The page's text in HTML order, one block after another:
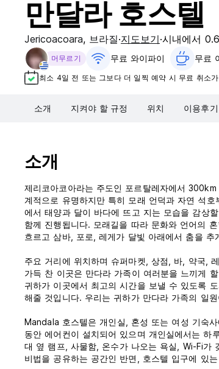
만달라 호스텔
Jericoacoara, 브라질 지도보기 시내에서
머무르기 무료 와이파이 무료
최소 4일 전 또는 그보다 더 일찍 예약 시 무료 취소
소개 지켜야 할 규정 위치 이용후기
소개
제리코아코아라는 주도인 포르탈레자에서
계적으로 유명하지만 특히 모래 언덕과 자연 석
에서 태양과 달이 바다에 뜨고 지는 모습을 감상
함께 ​​진행됩니다. 모래길을 따라 문화와 언어의
흐르고 삼바, 포로, 레게가 달빛 아래에서 춤을 추
주요 거리에 위치하며 슈퍼마켓, 상점, 바, 약국,
가득 찬 이곳은 만다라 가족이 여러분을 느끼게
귀하가 이곳에서 최고의 시간을 보낼 수 있도록
해줄 것입니다. 우리는 귀하가 만다라 가족의 일
Mandala 호스텔은 개인실, 혼성 ​​또는 여성 기숙
동안 에어컨이 설치되어 있으며 개인실에서는
대 옆 램프, 사물함, 온수가 나오는 욕실, Wi-Fi가
비법을 공유하는 공간인 반면, 호스텔 입구에 있